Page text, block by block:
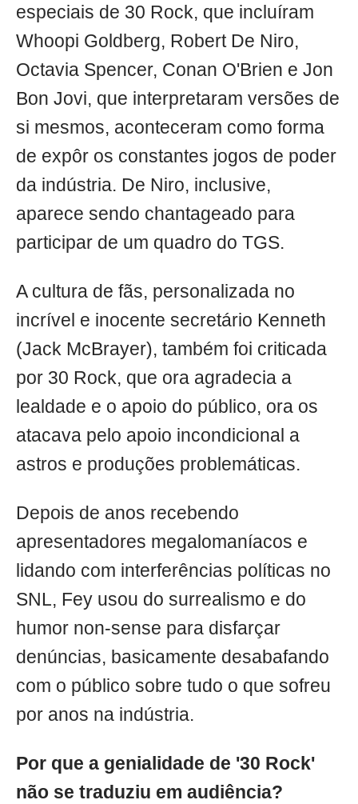
especiais de 30 Rock, que incluíram
Whoopi Goldberg, Robert De Niro,
Octavia Spencer, Conan O'Brien e Jon
Bon Jovi, que interpretaram versões de
si mesmos, aconteceram como forma
de expôr os constantes jogos de poder
da indústria. De Niro, inclusive,
aparece sendo chantageado para
participar de um quadro do TGS.
A cultura de fãs, personalizada no
incrível e inocente secretário Kenneth
(Jack McBrayer), também foi criticada
por 30 Rock, que ora agradecia a
lealdade e o apoio do público, ora os
atacava pelo apoio incondicional a
astros e produções problemáticas.
Depois de anos recebendo
apresentadores megalomaníacos e
lidando com interferências políticas no
SNL, Fey usou do surrealismo e do
humor non-sense para disfarçar
denúncias, basicamente desabafando
com o público sobre tudo o que sofreu
por anos na indústria.
Por que a genialidade de '30 Rock'
não se traduziu em audiência?